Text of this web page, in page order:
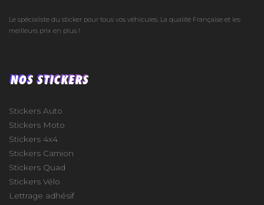
Le spécialiste du sticker pour tous vos véhicules. La qualité Française et les
meilleurs prix en plus !
NOS STICKERS
Stickers Auto
Stickers Moto
Stickers 4x4
Stickers Camion
Stickers Quad
Stickers Vélo
Lettrage adhésif